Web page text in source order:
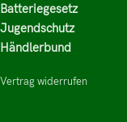
Batteriegesetz
Jugendschutz
Händlerbund
Vertrag widerrufen